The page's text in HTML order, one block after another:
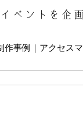
ベントを企
作事例 アクセス